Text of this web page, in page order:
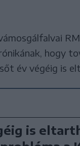
hogy
év végéig is
is